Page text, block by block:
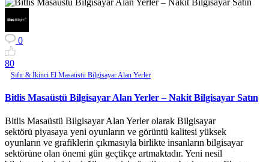
0
80
Sıfır & İkinci El Masaüstü Bilgisayar Alan Yerler
Bitlis Masaüstü Bilgisayar Alan Yerler – Nakit Bilgisayar Satın
Bitlis Masaüstü Bilgisayar Alan Yerler olarak Bilgisayar
sektörü piyasaya yeni oyunların ve görüntü kalitesi yüksek
oyunların ve grafiklerin çıkmasıyla birlikte insanların bilgisayar
sektörüne olan önemi gün geçtikçe artmaktadır. Yeni nesil